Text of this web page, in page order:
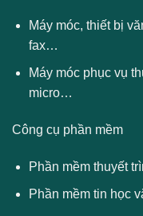
Máy móc, thiết bị
fax…
Máy móc phục vụ
micro…
Công cụ phần mềm
Phần mềm thuyết
Phần mềm tin học